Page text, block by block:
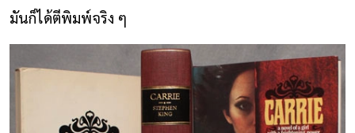
มันก็ได้ตีพิมพ์จริง ๆ